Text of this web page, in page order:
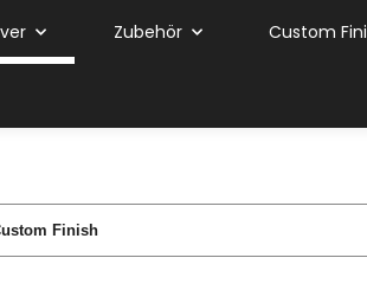
Zubehör Custom
Finish